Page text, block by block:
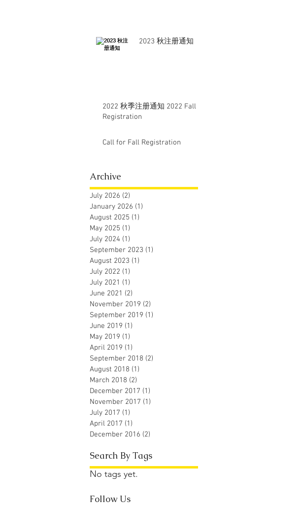
2023 秋注册通知
2022 秋季注册通知 2022 Fall
Registration
Call for Fall Registration
Archive
July 2026 (2)
January 2026 (1)
August 2025 (1)
May 2025 (1)
July 2024 (1)
September 2023 (1)
August 2023 (1)
July 2022 (1)
July 2021 (1)
June 2021 (2)
November 2019 (2)
September 2019 (1)
June 2019 (1)
May 2019 (1)
April 2019 (1)
September 2018 (2)
August 2018 (1)
March 2018 (2)
December 2017 (1)
November 2017 (1)
July 2017 (1)
April 2017 (1)
December 2016 (2)
Search By Tags
No tags yet.
Follow Us